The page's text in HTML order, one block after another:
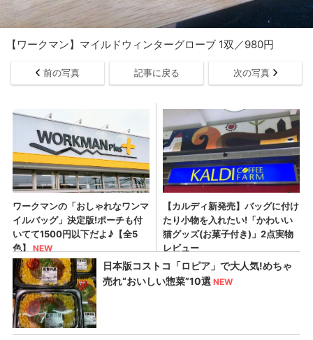
【ワークマン】マイルドウィンターグローブ 1双／980円
前の写真 記事に戻る 次の写真